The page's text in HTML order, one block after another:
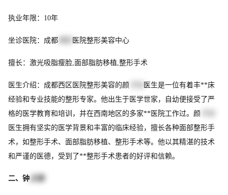
执业年限：10年
坐诊医院：成都 医院整形美容中心
擅长：激光吸脂瘦脸,面部脂肪移植,整形手术
医生介绍：成都西区医院整形美容的颜
医生是一位有着丰**床
经验和专业技能的整形专家。他出生于医学世家，自幼便接受了严
格的医学教育和培训，并在西南地区的多家**医院工作过。颜
医生拥有坚实的医学背景和丰富的临床经验，擅长各种面部整形手
术，如整形手术、面部脂肪移植、整形手术等。他以其精湛的技术
和严谨的医德，受到了**整形手术患者的好评和信赖。
二、钟